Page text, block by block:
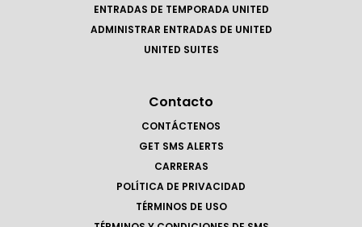
ENTRADAS DE TEMPORADA UNITED
ADMINISTRAR ENTRADAS DE UNITED
UNITED SUITES
Contacto
CONTÁCTENOS
GET SMS ALERTS
CARRERAS
POLÍTICA DE PRIVACIDAD
TÉRMINOS DE USO